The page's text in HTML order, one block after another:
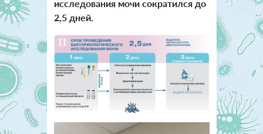
исследования мочи сократился до
2,5 дней.